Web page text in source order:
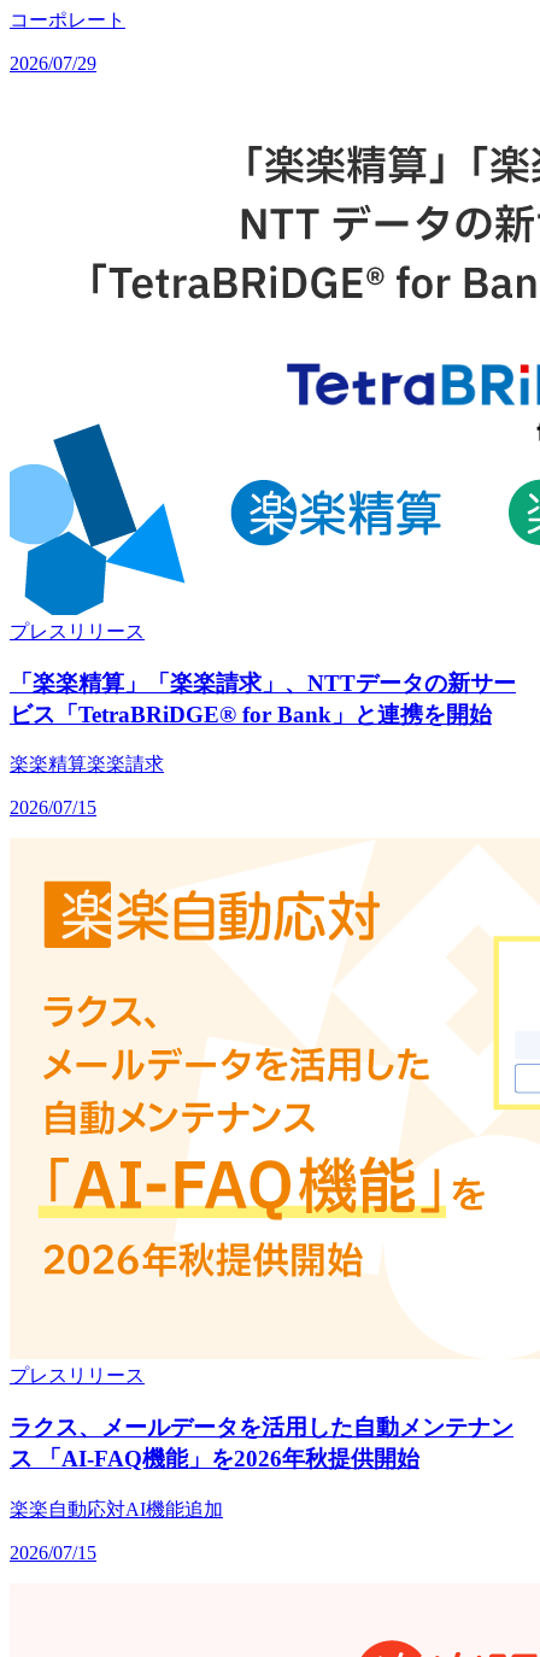
コーポレート
2026/07/29
プレスリリース
「楽楽精算」「楽楽請求」、NTTデータの新サー
ビス「TetraBRiDGE® for Bank」と連携を開始
楽楽精算楽楽請求
2026/07/15
プレスリリース
ラクス、メールデータを活用した自動メンテナン
ス 「AI-FAQ機能」を2026年秋提供開始
楽楽自動応対AI機能追加
2026/07/15